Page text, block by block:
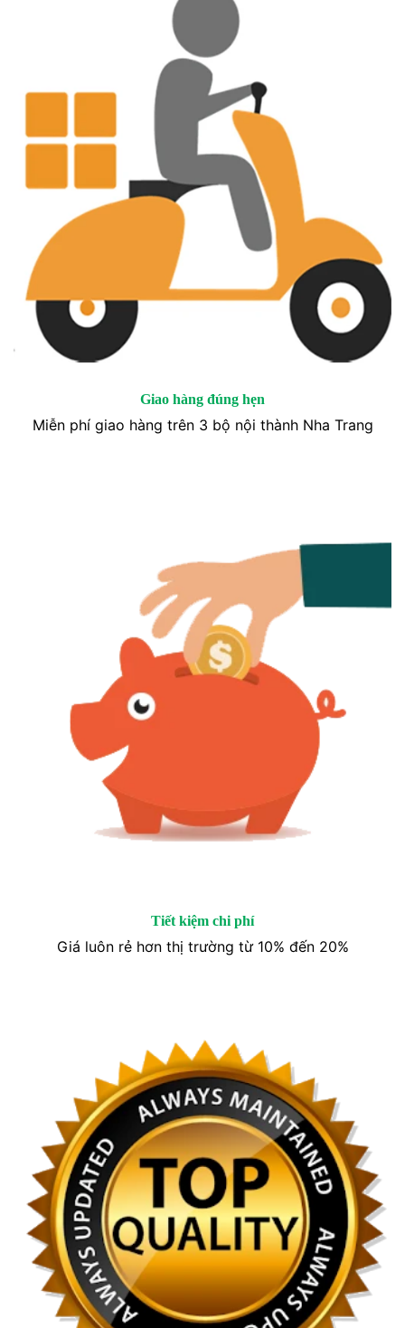
Giao hàng đúng hẹn
Miễn phí giao hàng trên 3 bộ nội thành Nha Trang
Tiết kiệm chi phí
Giá luôn rẻ hơn thị trường từ 10% đến 20%